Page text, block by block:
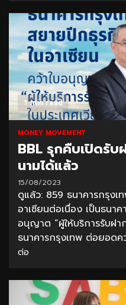
1 min read
MONEY MOVEMENT
BBL รุกคืบเปิดรับ
นามได้แล้ว
15/08/2023
ดูแล้ว: 859 ธนาคารกรุงเ
อาเซียนต่อเนื่อง เป็นธนาค
อนุญาต “ผู้ให้บริการรับฝา
ธนาคารกรุงเทพ ต่อยอดค
ต่อ